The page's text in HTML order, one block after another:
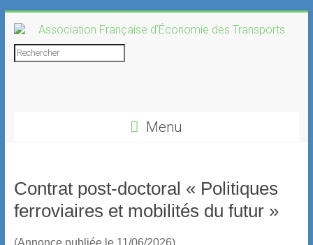
to
content
Association
Menu
Contrat post-doctoral « Politiques
ferroviaires et mobilités du futur »
(Annonce publiée le 11/06/2026)